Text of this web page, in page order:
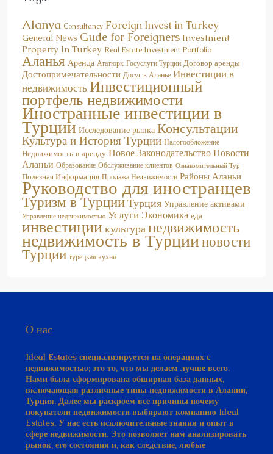
Alanya
General News Gude for Foreigners Investment
Property In Turkey Real Estate Investment Portfolio
Аланья Аренда Ататюрк Госуслуги Турции Договор аренды
Достопримечательности Досуг в Аланье
Инвестиции в
недвижимостьИнвестиционный
портфель недвижимости
Иностранные инвестиции в
Турции Исследование рынка Консультации
Культура и История Турции Налогообложение
Недвижимость в аренду Новое Законодательство Новости
Аланьи Образование Обслуживание клиентов Ознакомительный Тур
Полезная Информация Продажа Недвижимости Районы Аланьи
Руководство для иностранцев
Туризм в ТурцииТурция Управление активами
Управление недвижимостью УслугиЭкономика еда
инвестициикультуранедвижимость
недвижимость в Турцииновости
Турции турецкая кухня
недвижимостью; это то, что мы делаем лучше всего.
Нами была сформирована обширная база данных,
включающая различные типы недвижимости в Алании,
Турция. Далее мы раскроем все причины почему
покупатели недвижимости выбирают компанию Ideal
Estates. У нас есть исключительные знания и опыт в
сфере недвижимости. Это позволяет нам анализировать
рынок, его состояния и, как следствие, любые
изменения.